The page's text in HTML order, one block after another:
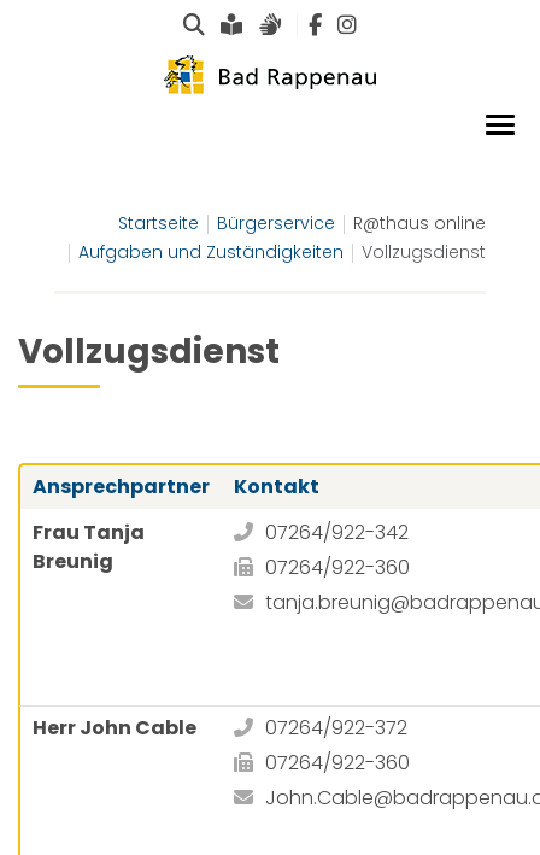
Suche
Leichte Sprache
Gebärdensprachen
Startseite Bürgerservice
R@thaus online
Aufgaben und Zuständigkeiten
Vollzugsdienst
Vollzugsdienst
Ansprechpartner
Kontakt
Frau Tanja
Breunig
07264/922-342
07264/922-360
Herr John Cable
07264/922-372
07264/922-360